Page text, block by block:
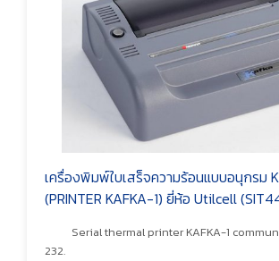
เครื่องพิมพ์ใบเสร็จความร้อนแบบอนุกรม
(PRINTER KAFKA-1) ยี่ห้อ Utilcell
Serial thermal printer KAFKA-1
232.